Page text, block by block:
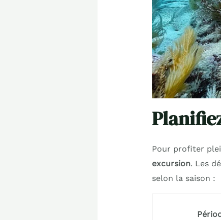
Pour profiter
excursion. Les
selon la saison :